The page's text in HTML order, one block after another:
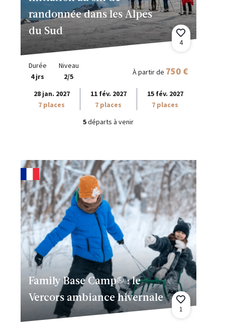
randonnée dans les Alpes
du Sud
4
Durée
4 jrs
Niveau
2/5
À partir de 750 €
28 jan. 2027
7 places
11 fév. 2027
7 places
15 fév. 2027
7 places
5départs à venir
Family Base Camp® : le
Vercors ambiance hivernale
1